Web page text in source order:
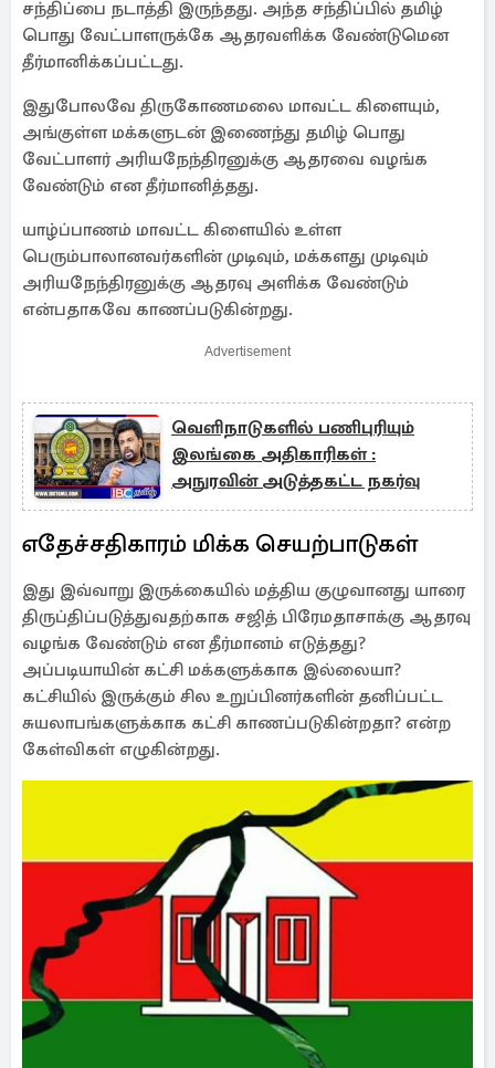
சந்திப்பை நடாத்தி இருந்தது. அந்த சந்திப்பில் தமிழ்
பொது வேட்பாளருக்கே ஆதரவளிக்க வேண்டுமென
தீர்மானிக்கப்பட்டது.
இதுபோலவே திருகோணமலை மாவட்ட கிளையும்,
அங்குள்ள மக்களுடன் இணைந்து தமிழ் பொது
வேட்பாளர் அரியநேந்திரனுக்கு ஆதரவை வழங்க
வேண்டும் என தீர்மானித்தது.
யாழ்ப்பாணம் மாவட்ட கிளையில் உள்ள
பெரும்பாலானவர்களின் முடிவும், மக்களது முடிவும்
அரியநேந்திரனுக்கு ஆதரவு அளிக்க வேண்டும்
என்பதாகவே காணப்படுகின்றது.
Advertisement
வெளிநாடுகளில் பணிபுரியும்
இலங்கை அதிகாரிகள் :
அநுரவின் அடுத்தகட்ட நகர்வு
எதேச்சதிகாரம் மிக்க செயற்பாடுகள்
இது இவ்வாறு இருக்கையில் மத்திய குழுவானது யாரை
திருப்திப்படுத்துவதற்காக சஜித் பிரேமதாசாக்கு ஆதரவு
வழங்க வேண்டும் என தீர்மானம் எடுத்தது?
அப்படியாயின் கட்சி மக்களுக்காக இல்லையா?
கட்சியில் இருக்கும் சில உறுப்பினர்களின் தனிப்பட்ட
சுயலாபங்களுக்காக கட்சி காணப்படுகின்றதா? என்ற
கேள்விகள் எழுகின்றது.